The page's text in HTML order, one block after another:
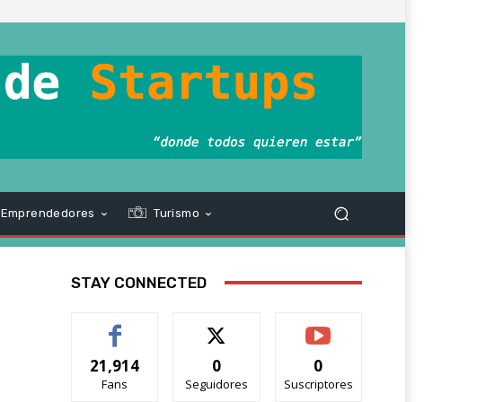
Emprendedores Turismo
STAY CONNECTED
21,914
Fans
0
Seguidores
0
Suscriptores